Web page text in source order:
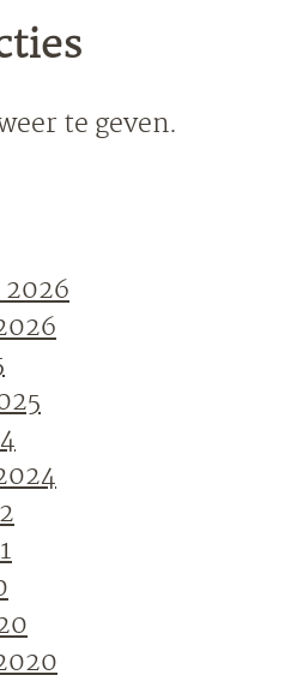
te geven.